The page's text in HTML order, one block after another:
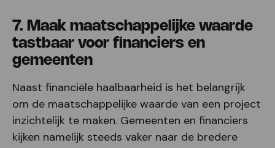
7. Maak maatschappelijke waarde
tastbaar voor financiers en
gemeenten
Naast financiële haalbaarheid is het belangrijk
om de maatschappelijke waarde van een project
inzichtelijk te maken. Gemeenten en financiers
kijken namelijk steeds vaker naar de bredere